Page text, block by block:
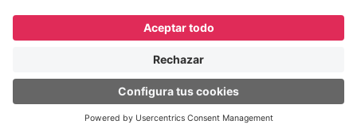
verificar, analizar, reacondicionar y
garantizando calidad y reduciendo
costos”.